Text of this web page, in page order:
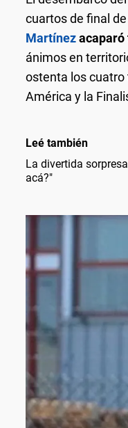
cuartos de final
Martínezacaparó
ánimos en
ostenta los cuatro
América y la
Leé también
La divertida
acá?"